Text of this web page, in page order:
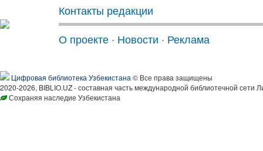
Контакты редакции
О проекте · Новости · Реклама
Цифровая библиотека Узбекистана © Все права защищены
2020-2026, BIBLIO.UZ - составная часть международной библиотечной сети
Сохраняя наследие Узбекистана